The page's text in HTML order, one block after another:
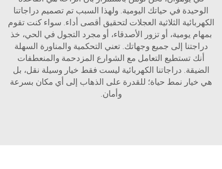
الوحيدة في حياتك اليومية. ولهذا السبب تم تصميم دراجاتنا
الكهربائية الثلاثية العجلات لتحقيق أقصى أداء. سواء كنت تقوم
بمهام يومية، أو تزور الأصدقاء، أو مجرد التجول في الحي، خذ
دراجتنا إلى جميع وجهاتك. تعني التحكمية والمناورة السهلة
أنك تستطيع التعامل مع الشوارع المزدحمة والمنعطفات
الضيقة. دراجاتنا الكهربائية ليست فقط خيار وسيلة نقل، بل
هي خيار نمط حياة؛ للقدرة على الذهاب إلى أي مكان بسرعة
وأمان.